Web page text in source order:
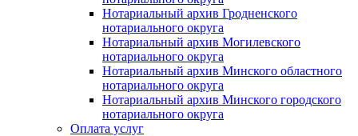
Нотариальный архив Гродненского
нотариального округа
Нотариальный архив Могилевского
нотариального округа
Нотариальный архив Минского областного
нотариального округа
Нотариальный архив Минского городского
нотариального округа
Оплата услуг